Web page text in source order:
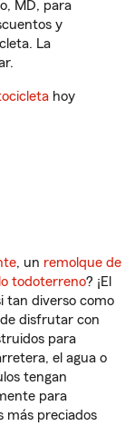
MD, para
y
La
hoy
, un remolque de
todoterreno? ¡El
tan diverso como
disfrutar con
para
el agua o
tengan
para
más preciados